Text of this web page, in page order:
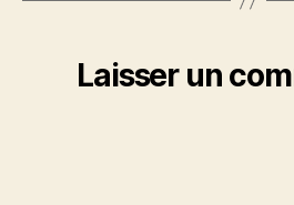
Laisser un